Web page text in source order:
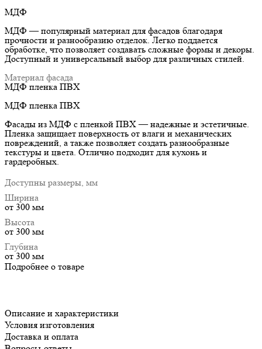
МДФ
МДФ — популярный материал для фасадов благодаря
прочности и разнообразию отделок. Легко поддается
обработке, что позволяет создавать сложные формы и декоры.
Доступный и универсальный выбор для различных стилей.
Материал фасада
МДФ пленка ПВХ
МДФ пленка ПВХ
Фасады из МДФ с пленкой ПВХ — надежные и эстетичные.
Пленка защищает поверхность от влаги и механических
повреждений, а также позволяет создать разнообразные
текстуры и цвета. Отлично подходит для кухонь и
гардеробных.
Доступны размеры, мм
Ширина
от 300 мм
Высота
от 300 мм
Глубина
от 300 мм
Подробнее о товаре
Описание и характеристики
Условия изготовления
Доставка и оплата